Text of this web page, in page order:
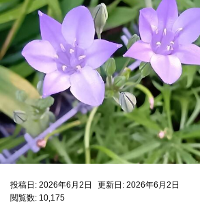
投稿日: 2026年6月2日
更新日: 2026年6月2日
閲覧数: 10,175